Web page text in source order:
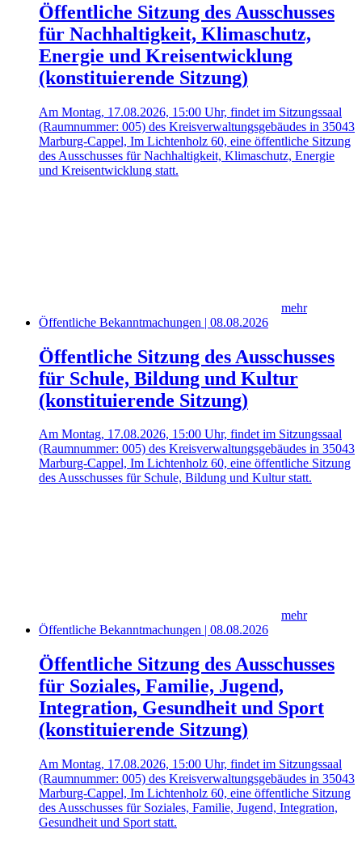
Öffentliche Sitzung des Ausschusses
für Nachhaltigkeit, Klimaschutz,
Energie und Kreisentwicklung
(konstituierende Sitzung)
Am Montag, 17.08.2026, 15:00 Uhr, findet im Sitzungssaal
(Raumnummer: 005) des Kreisverwaltungsgebäudes in 35043
Marburg-Cappel, Im Lichtenholz 60, eine öffentliche Sitzung
des Ausschusses für Nachhaltigkeit, Klimaschutz, Energie
und Kreisentwicklung statt.
mehr
Öffentliche Bekanntmachungen | 08.08.2026
Öffentliche Sitzung des Ausschusses
für Schule, Bildung und Kultur
(konstituierende Sitzung)
Am Montag, 17.08.2026, 15:00 Uhr, findet im Sitzungssaal
(Raumnummer: 005) des Kreisverwaltungsgebäudes in 35043
Marburg-Cappel, Im Lichtenholz 60, eine öffentliche Sitzung
des Ausschusses für Schule, Bildung und Kultur statt.
mehr
Öffentliche Bekanntmachungen | 08.08.2026
Öffentliche Sitzung des Ausschusses
für Soziales, Familie, Jugend,
Integration, Gesundheit und Sport
(konstituierende Sitzung)
Am Montag, 17.08.2026, 15:00 Uhr, findet im Sitzungssaal
(Raumnummer: 005) des Kreisverwaltungsgebäudes in 35043
Marburg-Cappel, Im Lichtenholz 60, eine öffentliche Sitzung
des Ausschusses für Soziales, Familie, Jugend, Integration,
Gesundheit und Sport statt.